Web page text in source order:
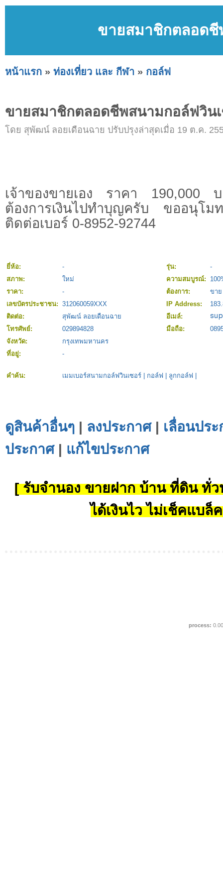
ขายสมาชิกตลอดชี
หน้าแรก » ท่องเที่ยว และ กีฬา » กอล์ฟ
ขายสมาชิกตลอดชีพสนามกอล์ฟวิน
โดย สุพัฒน์ ลอยเดือนฉาย ปรับปรุงล่าสุดเมื่อ 19 ต.ค.
เจ้าของขายเอง ราคา 190,000
ต้องการเงินไปทำบุญครับ ขออนุโม
ติดต่อเบอร์ 0-8952-92744
ยี่ห้อ: - รุ่น:
-
สภาพ:
ใหม่ ความสมบูรณ์:
ราคา:
- ต้องการ:
ขา
เลขบัตรประชาชน: 312060059XXX IP Address:
ติดต่อ:
สุพัฒน์ ลอยเดือนฉาย
อีเมล์:
โทรศัพย์:
029894828 มือถือ:
จังหวัด:
กรุงเทพมหานคร
ที่อยู่:
-
คำค้น: เมมเบอร์สนามกอล์ฟวินเซอร์ กอล์ฟ ลูกกอล์ฟ
ดูสินค้าอื่นๆ | ลงประกาศ| เลื่อนปร
ประกาศ| แก้ไขประกาศ
[ รับจำนอง ขายฝาก บ้าน ที่ดิน ทั่ว
ได้เงินไว ไม่เช็คแบล็
process: